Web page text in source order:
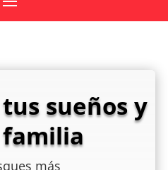
sueños y
más